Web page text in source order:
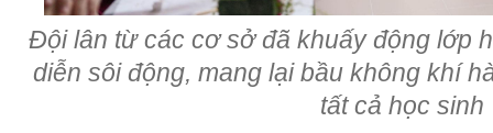
Đội lân từ các cơ sở đã khuấy động lớp
diễn sôi động, mang lại bầu không khí
tất cả học sinh